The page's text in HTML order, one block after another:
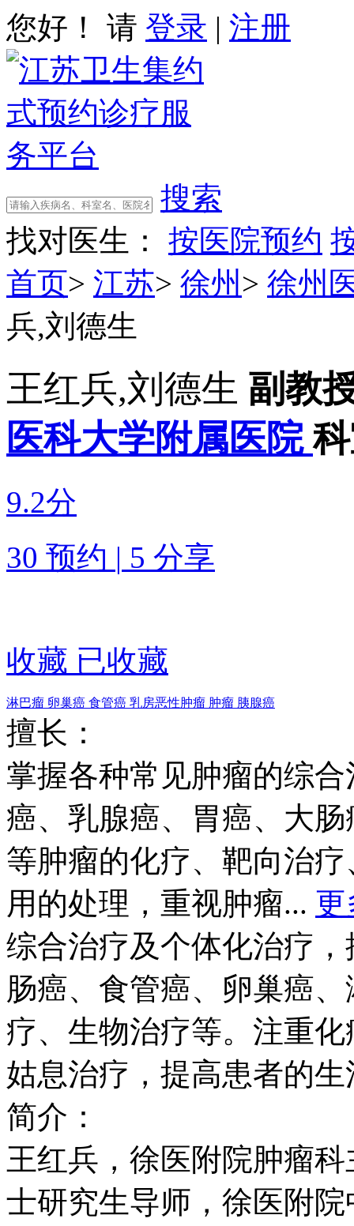
您好！ 请 登录 | 注册
搜索
找对医生：
按医院预约
首页> 江苏> 徐州 > 徐州
兵,刘德生
王红兵,刘德生 副教
医科大学附属医院
9.2分
30 预约 | 5 分享
收藏 已收藏
淋巴瘤 卵巢癌 食管癌 乳房恶性肿瘤 肿瘤 胰腺癌
擅长：
掌握各种常见肿瘤的综
癌、乳腺癌、胃癌、大
等肿瘤的化疗、靶向治
用的处理，重视肿瘤... 更
综合治疗及个体化治疗
肠癌、食管癌、卵巢癌
疗、生物治疗等。注重
姑息治疗，提高患者的生
简介：
王红兵，徐医附院肿瘤
士研究生导师，徐医附